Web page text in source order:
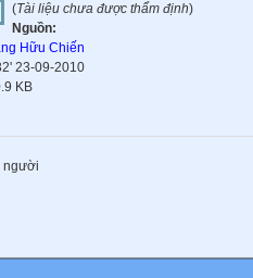
(Tài liệu chưa được thẩm định)
Nguồn:
Hữu Chiến
23-09-2010
KB
người